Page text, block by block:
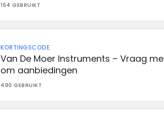
154 GEBRUIKT
KORTINGSCODE
Van De Moer Instruments – Vraag me
om aanbiedingen
490 GEBRUIKT